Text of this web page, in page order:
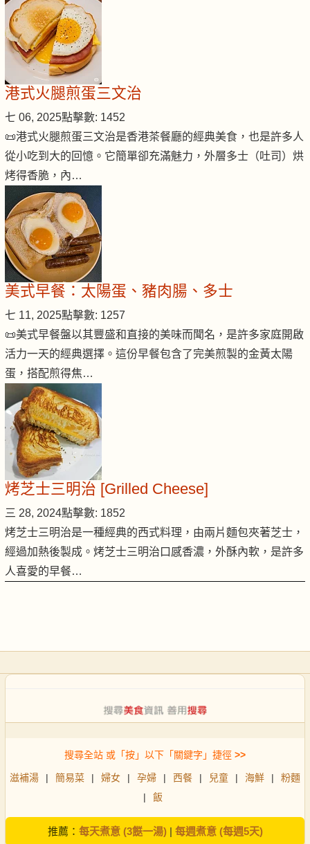
港式火腿煎蛋三文治
七 06, 2025點擊數: 1452
📜港式火腿煎蛋三文治是香港茶餐廳的經典美食，也是許多人
從小吃到大的回憶。它簡單卻充滿魅力，外層多士（吐司）烘
烤得香脆，內…
美式早餐：太陽蛋、豬肉腸、多士
七 11, 2025點擊數: 1257
📜美式早餐盤以其豐盛和直接的美味而聞名，是許多家庭開啟
活力一天的經典選擇。這份早餐包含了完美煎製的金黃太陽
蛋，搭配煎得焦…
烤芝士三明治 [Grilled Cheese]
三 28, 2024點擊數: 1852
烤芝士三明治是一種經典的西式料理，由兩片麵包夾著芝士，
經過加熱後製成。烤芝士三明治口感香濃，外酥內軟，是許多
人喜愛的早餐…
搜尋全站 或「按」以下「關鍵字」捷徑 >>
滋補湯 | 簡易菜 | 婦女 | 孕婦 | 西餐 | 兒童 | 海鮮 |
粉麵
|
飯
推薦： 每天煮意 (3餸一湯)| 每週煮意 (每週5天)